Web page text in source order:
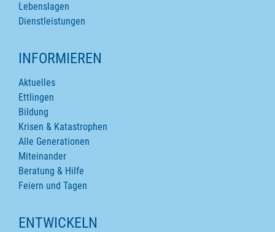
Lebenslagen
Dienstleistungen
INFORMIEREN
Aktuelles
Ettlingen
Bildung
Krisen & Katastrophen
Alle Generationen
Miteinander
Beratung & Hilfe
Feiern und Tagen
ENTWICKELN